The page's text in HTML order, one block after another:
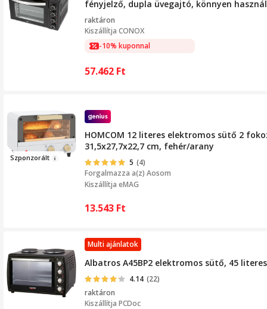
fényjelző, dupla üvegajtó, könnyen
raktáron
Kiszállítja CONOX
-10% kuponnal
57.462 Ft
Szponzorált
HOMCOM 12 literes elektromos sütő 2
31,5x27,7x22,7 cm, fehér/arany
5 (4)
Forgalmazza a(z) Aosom
Kiszállítja eMAG
13.543 Ft
Multi ajánlatok
Albatros A45BP2 elektromos sütő, 45
4.14 (22)
raktáron
Kiszállítja PCDoc